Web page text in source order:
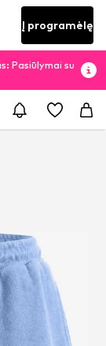
Į programėlę
Pasiūlymai su